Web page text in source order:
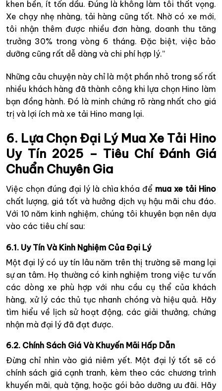
khen bền, ít tốn dầu. Đúng là không làm tôi thất vọng.
Xe chạy nhẹ nhàng, tải hàng cũng tốt. Nhờ có xe mới,
tôi nhận thêm được nhiều đơn hàng, doanh thu tăng
trưởng 30% trong vòng 6 tháng. Đặc biệt, việc bảo
dưỡng cũng rất dễ dàng và chi phí hợp lý.”
Những câu chuyện này chỉ là một phần nhỏ trong số rất
nhiều khách hàng đã thành công khi lựa chọn Hino làm
bạn đồng hành. Đó là minh chứng rõ ràng nhất cho giá
trị và lợi ích mà xe tải Hino mang lại.
6. Lựa Chọn Đại Lý Mua Xe Tải Hino
Uy Tín 2025 – Tiêu Chí Đánh Giá
Chuẩn Chuyên Gia
Việc chọn đúng đại lý là chìa khóa để mua xe tải Hino
chất lượng, giá tốt và hưởng dịch vụ hậu mãi chu đáo.
Với 10 năm kinh nghiệm, chúng tôi khuyên bạn nên dựa
vào các tiêu chí sau:
6.1. Uy Tín Và Kinh Nghiệm Của Đại Lý
Một đại lý có uy tín lâu năm trên thị trường sẽ mang lại
sự an tâm. Họ thường có kinh nghiệm trong việc tư vấn
các dòng xe phù hợp với nhu cầu cụ thể của khách
hàng, xử lý các thủ tục nhanh chóng và hiệu quả. Hãy
tìm hiểu về lịch sử hoạt động, các giải thưởng, chứng
nhận mà đại lý đã đạt được.
6.2. Chính Sách Giá Và Khuyến Mãi Hấp Dẫn
Đừng chỉ nhìn vào giá niêm yết. Một đại lý tốt sẽ có
chính sách giá cạnh tranh, kèm theo các chương trình
khuyến mãi, quà tặng, hoặc gói bảo dưỡng ưu đãi. Hãy